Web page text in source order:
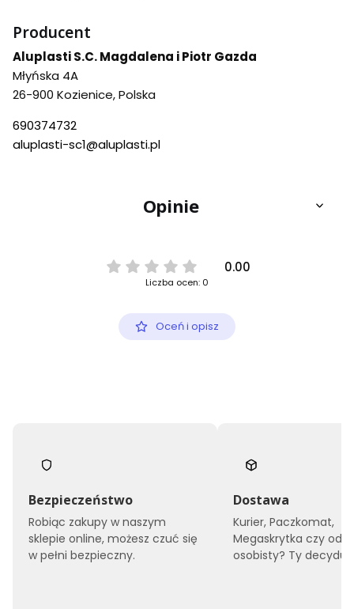
Producent
Aluplasti S.C. Magdalena i Piotr Gazda
Młyńska 4A
26-900 Kozienice, Polska
690374732
aluplasti-sc1@aluplasti.pl
Opinie
0.00
Liczba ocen: 0
Oceń i opisz
Bezpieczeństwo
Robiąc zakupy w naszym
sklepie online, możesz czuć się
w pełni bezpieczny.
Dostawa
Kurier, Paczkomat,
Megaskrytka czy
osobisty? Ty